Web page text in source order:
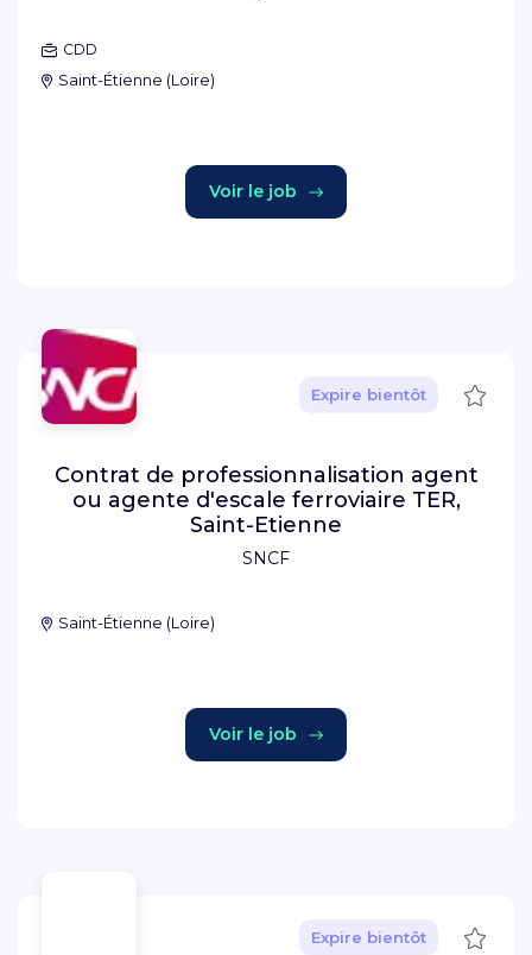
CDD
Saint-Étienne (Loire)
Voir le job
SNCF
Expire bientôt
Contrat de professionnalisation agent
ou agente d'escale ferroviaire TER,
Saint-Etienne
Saint-Étienne (Loire)
Voir le job
Expire bientôt